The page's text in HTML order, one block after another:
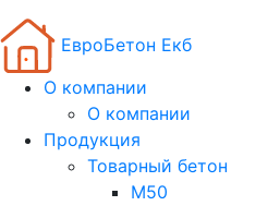
ЕвроБетон Екб
О компании
О компании
Продукция
Товарный бетон
М50